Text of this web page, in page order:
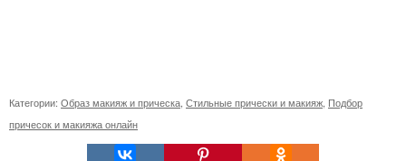
Категории: Образ макияж и прическа Стильные прически и макияж Подбор
причесок и макияжа онлайн